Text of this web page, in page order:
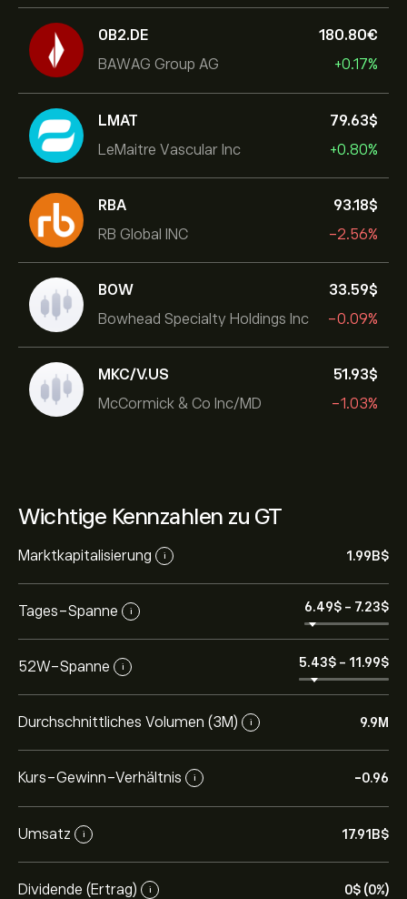
0B2.DE
BAWAG Group AG
180.80‎€‎
+0.17%
LMAT
LeMaitre Vascular Inc
79.63‎$‎
+0.80%
RBA
RB Global INC
93.18‎$‎
-2.56%
BOW
Bowhead Specialty Holdings Inc
33.59‎$‎
-0.09%
MKC/V.US
McCormick & Co Inc/MD
51.93‎$‎
-1.03%
Wichtige Kennzahlen zu GT
Marktkapitalisierung i 1.99B‎$‎
Tages-Spanne i 6.49‎$‎ - 7.23‎$‎
52W-Spanne i 5.43‎$‎ - 11.99‎$‎
Durchschnittliches Volumen (3M) i 9.9M
Kurs-Gewinn-Verhältnis i -0.96
Umsatz i 17.91B‎$‎
Dividende (Ertrag) i 0‎$‎ (0%)